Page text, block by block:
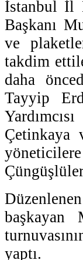
İstanbul İl
Başkanı
ve
takdim
daha
Tayyip
Çetinkaya
başkayan
yaptı.